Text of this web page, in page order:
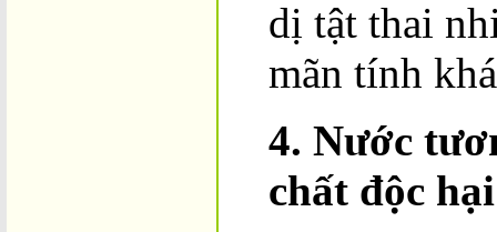
dị tật thai
mãn tính
4. Nước
chất độc hại